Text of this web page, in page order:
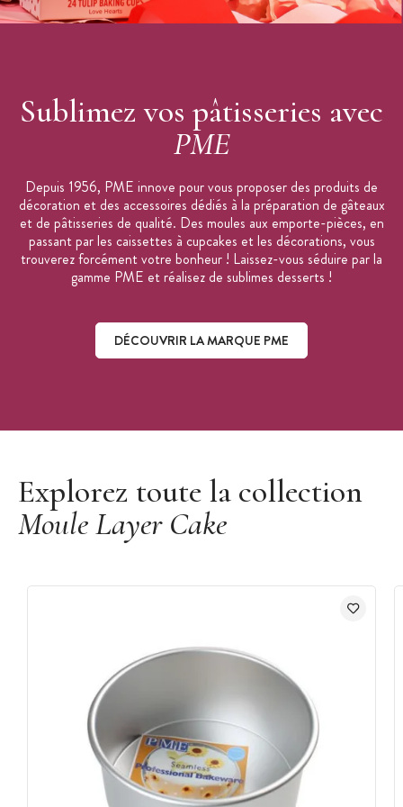
Sublimez vos pâtisseries avec
PME
Depuis 1956, PME innove pour vous proposer des produits de
décoration et des accessoires dédiés à la préparation de gâteaux
et de pâtisseries de qualité. Des moules aux emporte-pièces, en
passant par les caissettes à cupcakes et les décorations, vous
trouverez forcément votre bonheur ! Laissez-vous séduire par la
gamme PME et réalisez de sublimes desserts !
DÉCOUVRIR LA MARQUE PME
Explorez toute la collection
Moule Layer Cake